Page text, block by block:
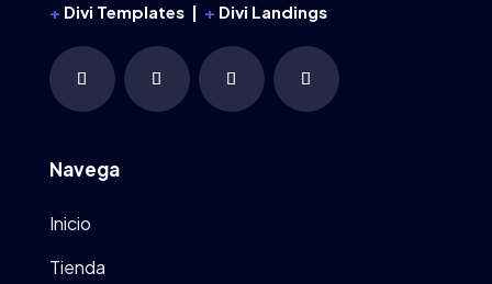
+ Divi Templates | + Divi Landings
Navega
Inicio
Tienda